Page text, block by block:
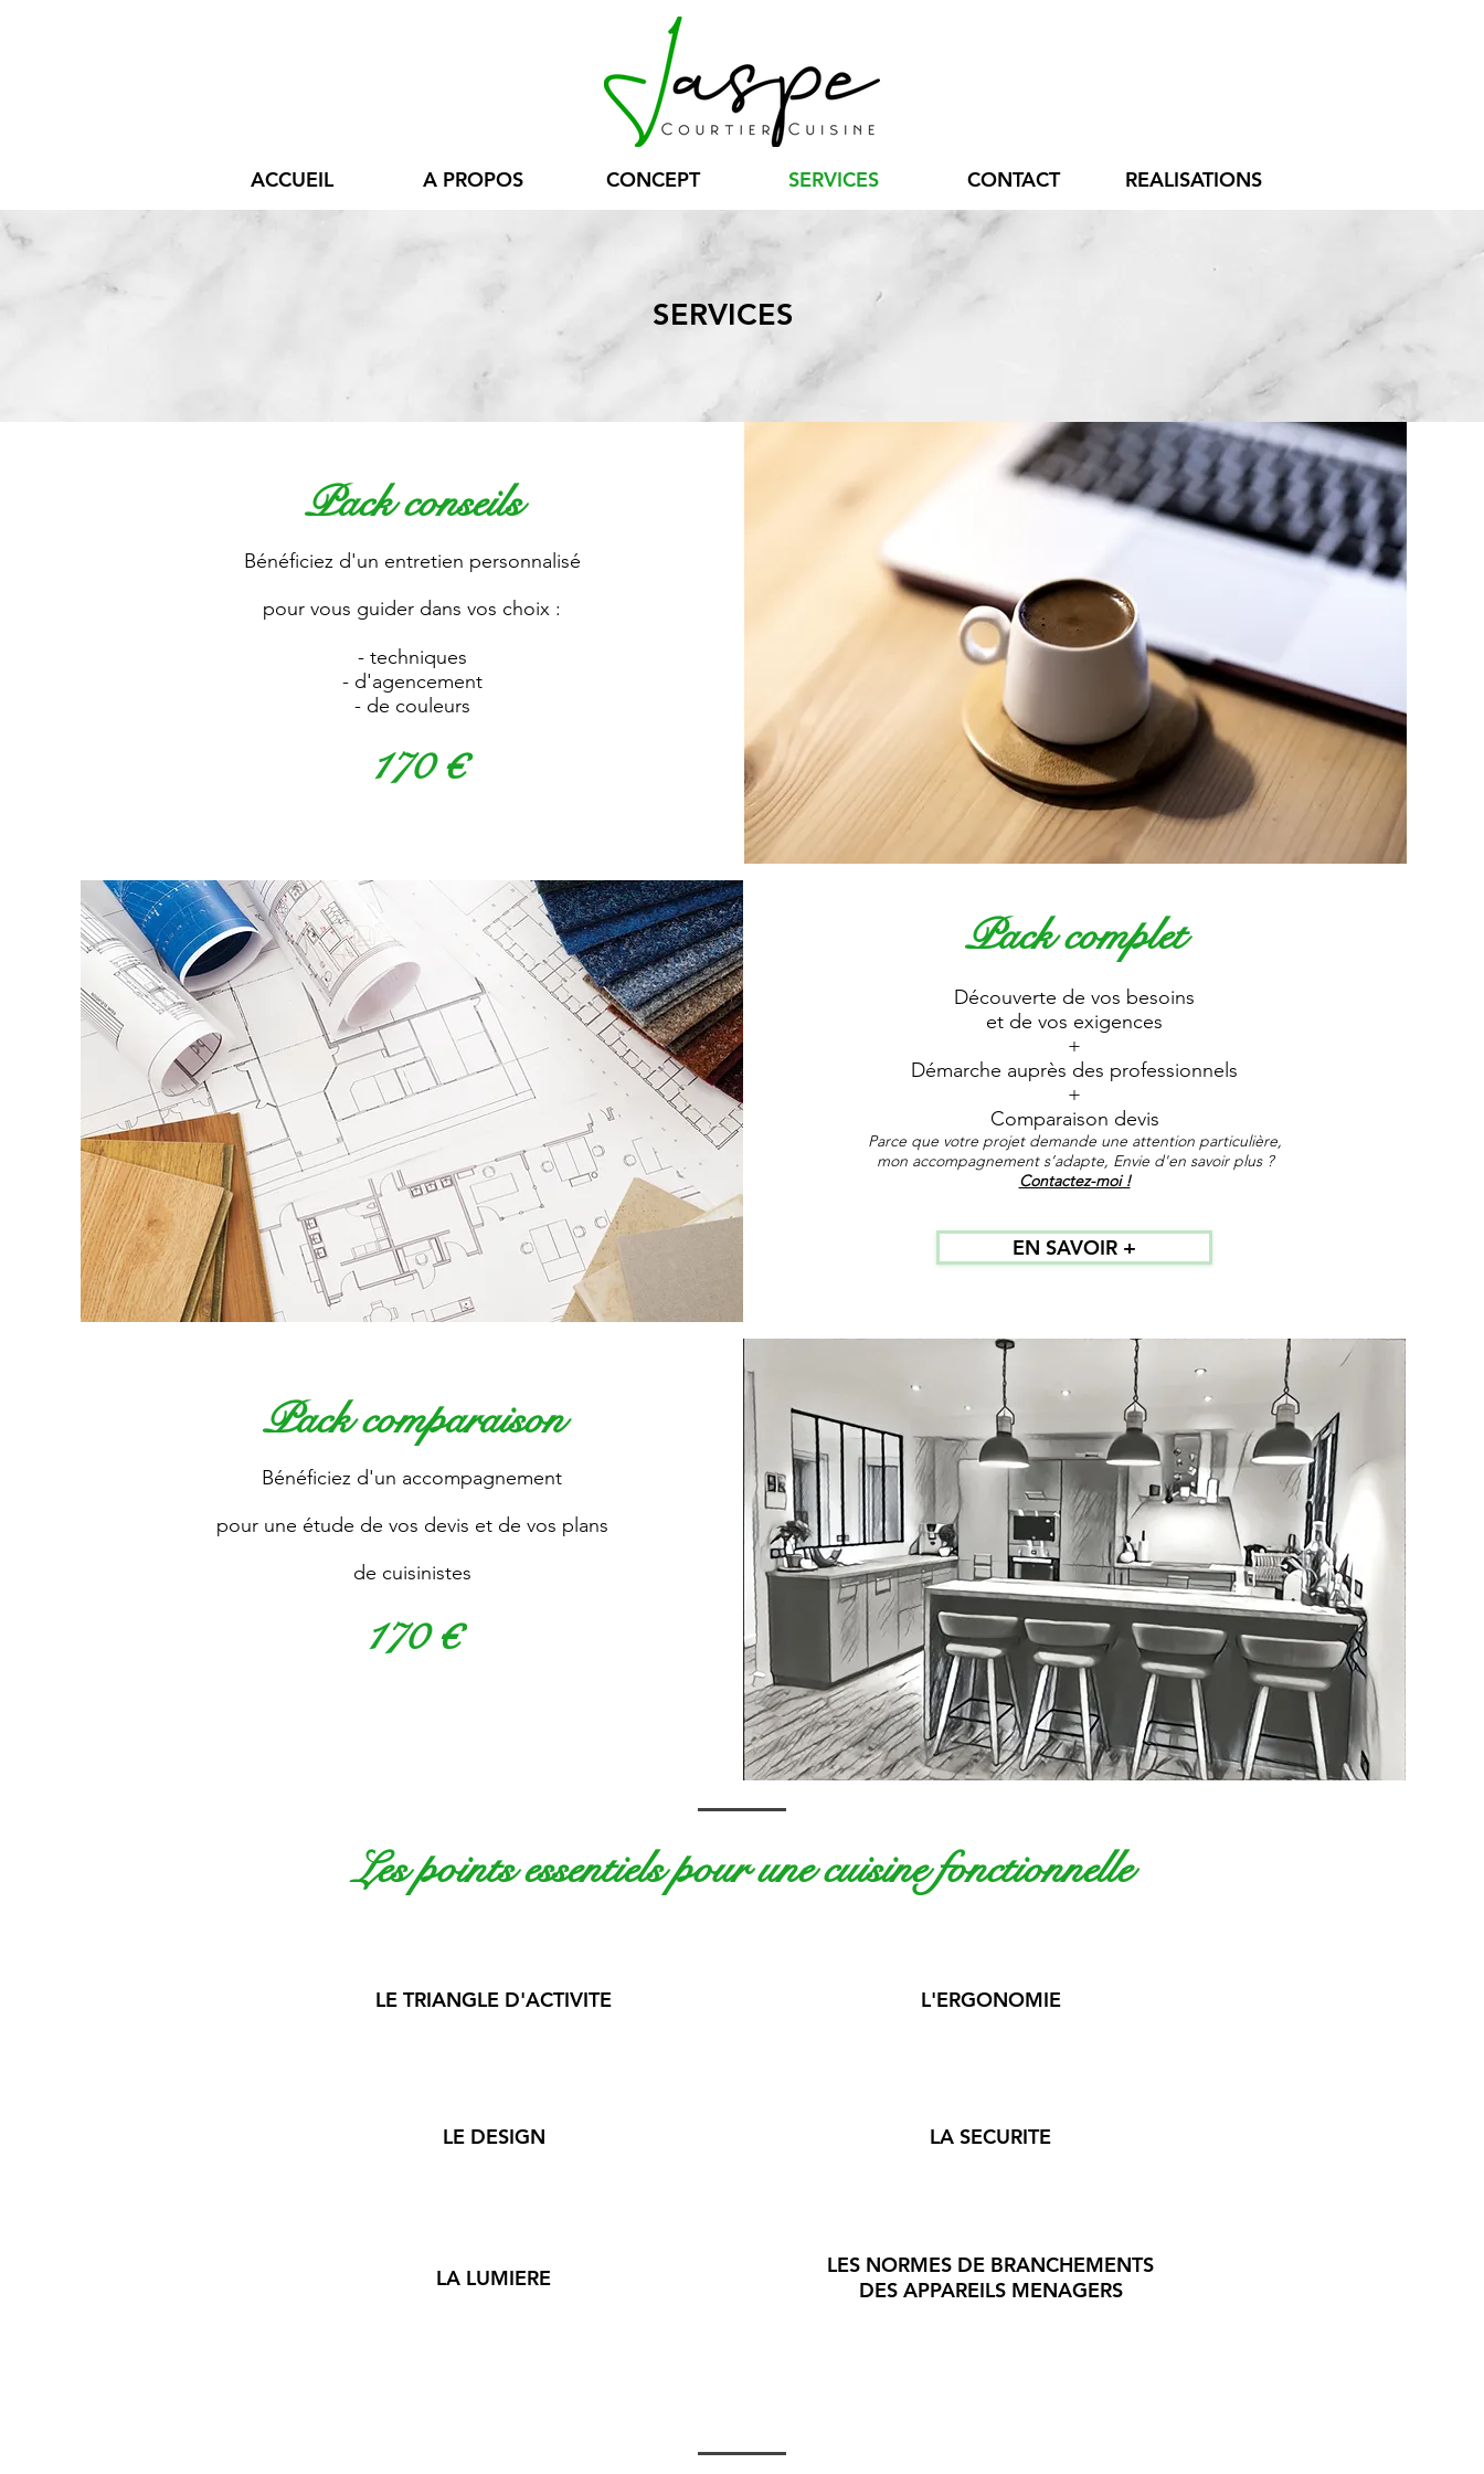
ACCUEIL A PROPOS CONCEPT SERVICES CONTACT REALISATIONS
SERVICES
Pack conseils
Bénéficiez d'un entretien personnalisé
pour vous guider dans vos choix :
- techniques
- d'agencement
- de couleurs
170 €
Pack complet
Découverte de vos besoins
et de vos exigences
+
Démarche auprès des professionnels
+
Comparaison devis
Parce que votre projet demande une attention particulière,
mon accompagnement s’adapte, Envie d'en savoir plus ?
Contactez-moi !
EN SAVOIR +
Pack comparaison
Bénéficiez d'un accompagnement
pour une étude de vos devis et de vos plans
de cuisinistes
170 €
Les points essentiels pour une cuisine fonctionnelle
LE TRIANGLE D'ACTIVITE
LE DESIGN
LA LUMIERE
L'ERGONOMIE
LA SECURITE
LES NORMES DE BRANCHEMENTS
DES APPAREILS MENAGERS